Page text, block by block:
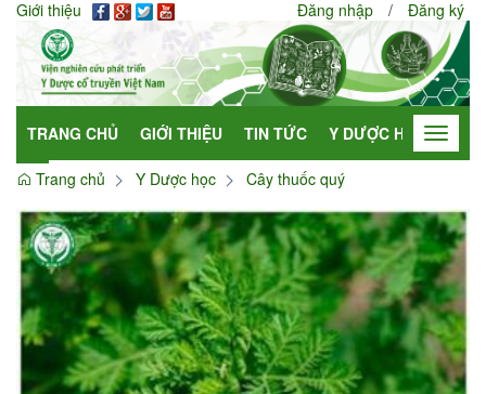
Giới thiệu Đăng nhập / Đăng ký
TRANG CHỦ GIỚI THIỆU TIN TỨC Y DƯỢC HỌC Toggle
Trang chủ
Y Dược học Cây thuốc quý